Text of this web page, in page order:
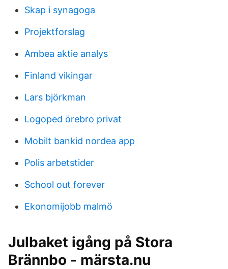
Skap i synagoga
Projektforslag
Ambea aktie analys
Finland vikingar
Lars björkman
Logoped örebro privat
Mobilt bankid nordea app
Polis arbetstider
School out forever
Ekonomijobb malmö
Julbaket igång på Stora
Brännbo - märsta.nu